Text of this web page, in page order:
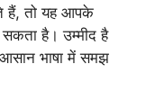
हैं, तो यह आपके
सकता है। उम्मीद है
भाषा में समझ